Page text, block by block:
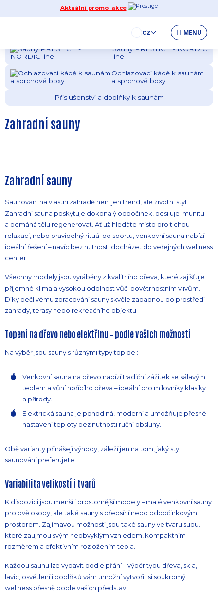
Aktuální promo akce
CZ MENU
Sauny QUALITY
Sauny EXCELLENT
Sauny PRESTIGE - NORDIC
line
Ochlazovací kádě k saunám
a sprchové boxy
Příslušenství a doplňky k saunám
Zahradní sauny
Zahradní sauny
Saunování na vlastní zahradě není jen trend, ale životní styl.
Zahradní sauna poskytuje dokonalý odpočinek, posiluje imunitu
a pomáhá tělu regenerovat. Ať už hledáte místo pro tichou
relaxaci, nebo pravidelný rituál po sportu, venkovní sauna nabízí
ideální řešení – navíc bez nutnosti docházet do veřejných wellness
center.
Všechny modely jsou vyráběny z kvalitního dřeva, které zajišťuje
příjemné klima a vysokou odolnost vůči povětrnostním vlivům.
Díky pečlivému zpracování sauny skvěle zapadnou do prostředí
zahrady, terasy nebo rekreačního objektu.
Topení na dřevo nebo elektřinu – podle vašich možností
Na výběr jsou sauny s různými typy topidel:
Venkovní sauna na dřevo nabízí tradiční zážitek se sálavým
teplem a vůní hořícího dřeva – ideální pro milovníky klasiky
a přírody.
Elektrická sauna je pohodlná, moderní a umožňuje přesné
nastavení teploty bez nutnosti ruční obsluhy.
Obě varianty přinášejí výhody, záleží jen na tom, jaký styl
saunování preferujete.
Variabilita velikostí i tvarů
K dispozici jsou menší i prostornější modely – malé venkovní sauny
pro dvě osoby, ale také sauny s předsíní nebo odpočinkovým
prostorem. Zajímavou možností jsou také sauny ve tvaru sudu,
které zaujmou svým neobvyklým vzhledem, kompaktním
rozměrem a efektivním rozložením tepla.
Každou saunu lze vybavit podle přání – výběr typu dřeva, skla,
lavic, osvětlení i doplňků vám umožní vytvořit si soukromý
wellness přesně podle vašich představ.